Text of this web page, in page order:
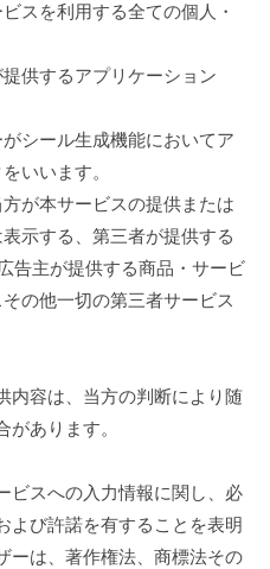
スを利用する全ての個人・
供するアプリケーション
シール生成機能においてア
いいます。
が本サービスの提供または
示する、第三者が提供する
告主が提供する商品・サービ
の他一切の第三者サービス
内容は、当方の判断により随
あります。
ビスへの入力情報に関し、必
よび許諾を有することを表明
ーは、著作権法、商標法その